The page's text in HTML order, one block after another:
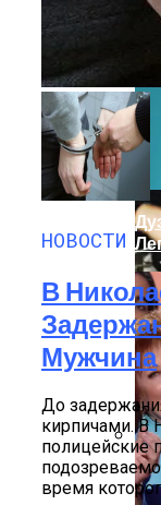
НОВОСТИ
В
Мужчина
До
кирпичами. В
полицейские
время